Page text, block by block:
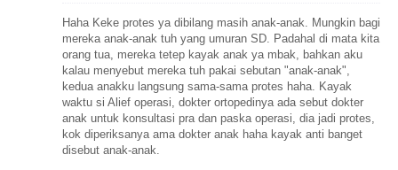
Haha Keke protes ya dibilang masih anak-anak. Mungkin bagi
mereka anak-anak tuh yang umuran SD. Padahal di mata kita
orang tua, mereka tetep kayak anak ya mbak, bahkan aku
kalau menyebut mereka tuh pakai sebutan "anak-anak",
kedua anakku langsung sama-sama protes haha. Kayak
waktu si Alief operasi, dokter ortopedinya ada sebut dokter
anak untuk konsultasi pra dan paska operasi, dia jadi protes,
kok diperiksanya ama dokter anak haha kayak anti banget
disebut anak-anak.